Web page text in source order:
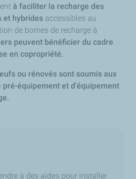
à faciliter la recharge des
et hybrides accessibles au
de bornes de recharge à
peuvent bénéficier du cadre
en copropriété.
ou rénovés sont soumis aux
pré-équipement et d'équipement
à des aides pour installer